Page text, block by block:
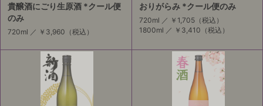
貴醸酒にごり生原酒 *クール便
のみ
720ml ／ ￥3,960 （税込）
おりがらみ *クール便のみ
720ml ／ ￥1,705（税込）
1800ml ／ ￥3,410 （税込）